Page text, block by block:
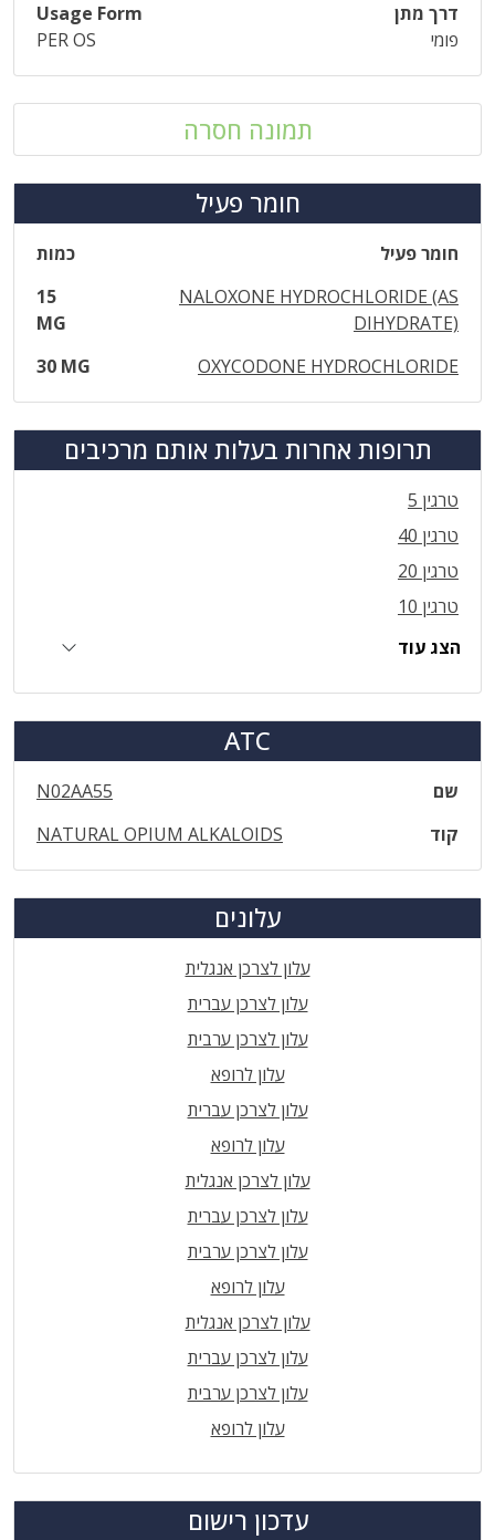
דרך מתן
Usage Form
פומי
PER OS
תמונה חסרה
חומר פעיל
חומר פעיל
כמות
NALOXONE HYDROCHLORIDE (AS
DIHYDRATE)
15
MG
OXYCODONE HYDROCHLORIDE
30 MG
תרופות אחרות בעלות אותם מרכיבים
טרגין 5
טרגין 40
טרגין 20
טרגין 10
הצג עוד
ATC
שם
N02AA55
קוד
NATURAL OPIUM ALKALOIDS
עלונים
עלון לצרכן אנגלית
עלון לצרכן עברית
עלון לצרכן ערבית
עלון לרופא
עלון לצרכן עברית
עלון לרופא
עלון לצרכן אנגלית
עלון לצרכן עברית
עלון לצרכן ערבית
עלון לרופא
עלון לצרכן אנגלית
עלון לצרכן עברית
עלון לצרכן ערבית
עלון לרופא
עדכון רישום